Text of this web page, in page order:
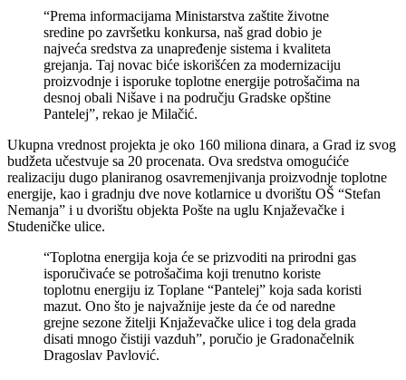
“Prema informacijama Ministarstva zaštite životne
sredine po završetku konkursa, naš grad dobio je
najveća sredstva za unapređenje sistema i kvaliteta
grejanja. Taj novac biće iskorišćen za modernizaciju
proizvodnje i isporuke toplotne energije potrošačima na
desnoj obali Nišave i na području Gradske opštine
Pantelej”, rekao je Milačić.
Ukupna vrednost projekta je oko 160 miliona dinara, a Grad iz svog
budžeta učestvuje sa 20 procenata. Ova sredstva omogućiće
realizaciju dugo planiranog osavremenjivanja proizvodnje toplotne
energije, kao i gradnju dve nove kotlarnice u dvorištu OŠ “Stefan
Nemanja” i u dvorištu objekta Pošte na uglu Knjaževačke i
Studeničke ulice.
“Toplotna energija koja će se prizvoditi na prirodni gas
isporučivaće se potrošačima koji trenutno koriste
toplotnu energiju iz Toplane “Pantelej” koja sada koristi
mazut. Ono što je najvažnije jeste da će od naredne
grejne sezone žitelji Knjaževačke ulice i tog dela grada
disati mnogo čistiji vazduh”, poručio je Gradonačelnik
Dragoslav Pavlović.